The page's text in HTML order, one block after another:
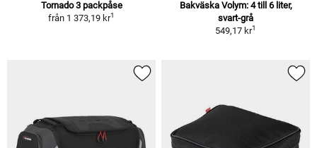
Tornado 3 packpåse
från 1 373,19 kr1
Bakväska Volym: 4 till 6 liter,
svart-grå
549,17 kr1